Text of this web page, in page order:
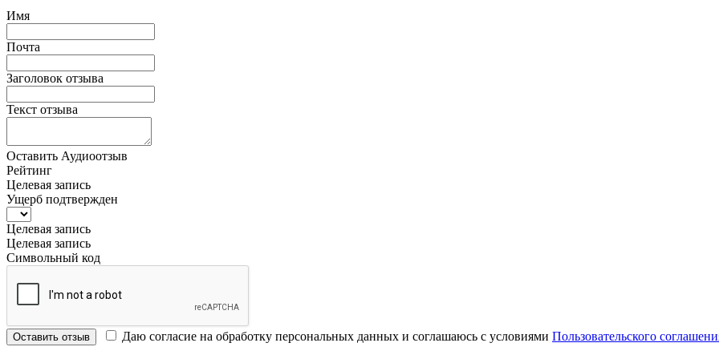
Имя
Почта
Заголовок отзыва
Текст отзыва
Оставить Аудиоотзыв
Рейтинг
Целевая запись
Ущерб подтвержден
Целевая запись
Целевая запись
Символьный код
Оставить отзыв Даю согласие на обработку персональных данных и соглашаюсь с условиями Пользовательского